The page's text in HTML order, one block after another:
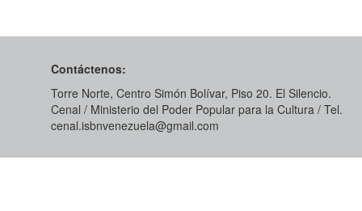
Contáctenos:
Torre Norte, Centro Simón Bolívar, Piso 20. El Silencio.
Cenal / Ministerio del Poder Popular para la Cultura / Tel.
cenal.isbnvenezuela@gmail.com